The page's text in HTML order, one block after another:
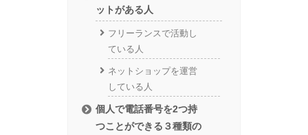
ットがある人
フリーランスで活動し
ている人
ネットショップを運営
している人
個人で電話番号を2つ持
つことができる３種類の